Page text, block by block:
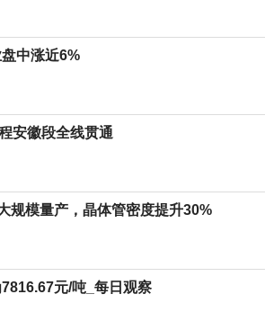
中涨近6%
安徽段全线贯通
规模量产，晶体管密度提升30%
元/吨_每日观察